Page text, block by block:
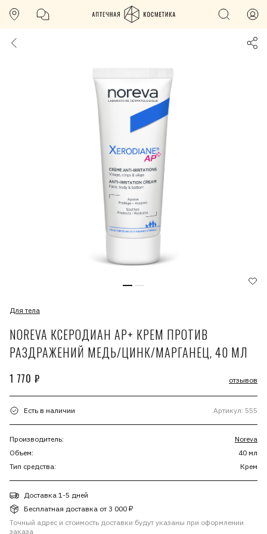
Для тела
NOREVA КСЕРОДИАН АР+ КРЕМ ПРОТИВ
РАЗДРАЖЕНИЙ МЕДЬ/ЦИНК/МАРГАНЕЦ, 40 МЛ
1 770 ₽ отзывов
Есть в наличии Артикул: 555
Производитель:
Noreva
Объем:
40 мл
Тип средства:
Крем
Доставка 1-5 дней
Бесплатная доставка от 3 000 ₽
Точный адрес и стоимость доставки будут указаны при оформлении
заказа